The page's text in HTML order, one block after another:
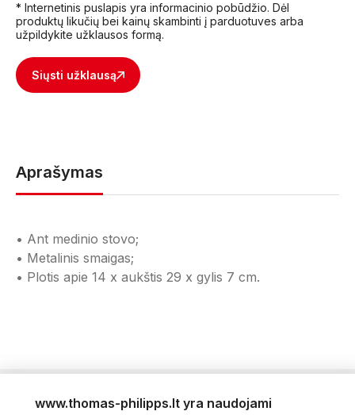
* Internetinis puslapis yra informacinio pobūdžio. Dėl
produktų likučių bei kainų skambinti į parduotuves arba
užpildykite užklausos formą.
Siųsti užklausą
Aprašymas
• Ant medinio stovo;
• Metalinis smaigas;
• Plotis apie 14 x aukštis 29 x gylis 7 cm.
www.thomas-philipps.lt yra naudojami